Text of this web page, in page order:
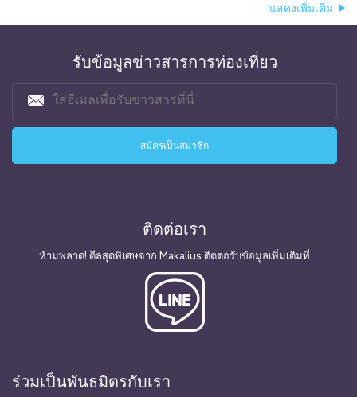
แสดงเพิ่มเติม
รับข้อมูลข่าวสารการท่องเที่ยว
ติดต่อเรา
ห้ามพลาด! ดีลสุดพิเศษจาก Makalius ติดต่อรับข้อมูลเพิ่มเติมที่
ร่วมเป็นพันธมิตรกับเรา